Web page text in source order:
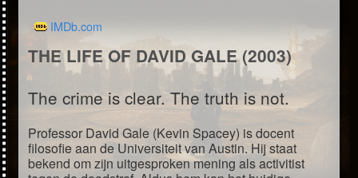
IMDb.com
THE LIFE OF DAVID GALE (2003)
The crime is clear. The truth is not.
Professor David Gale (Kevin Spacey) is docent
filosofie aan de Universiteit van Austin. Hij staat
bekend om zijn uitgesproken mening als activitist